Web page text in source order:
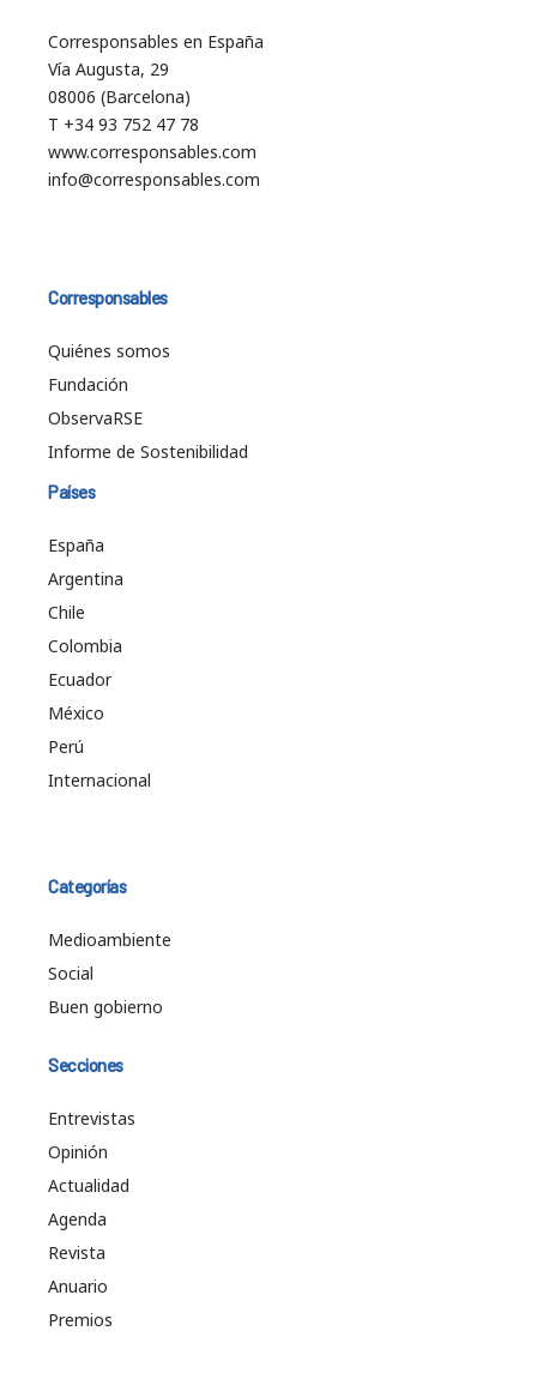
Corresponsables en España
Vía Augusta, 29
08006 (Barcelona)
T +34 93 752 47 78
www.corresponsables.com
info@corresponsables.com
Corresponsables
Quiénes somos
Fundación
ObservaRSE
Informe de Sostenibilidad
Países
España
Argentina
Chile
Colombia
Ecuador
México
Perú
Internacional
Categorías
Medioambiente
Social
Buen gobierno
Secciones
Entrevistas
Opinión
Actualidad
Agenda
Revista
Anuario
Premios